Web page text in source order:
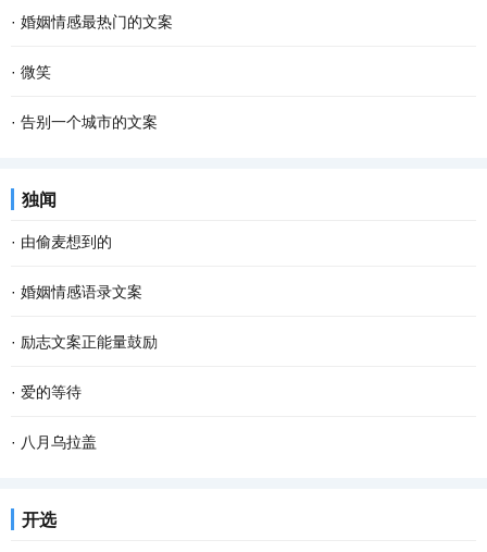
· 婚姻情感最热门的文案
· 微笑
· 告别一个城市的文案
独闻
· 由偷麦想到的
· 婚姻情感语录文案
· 励志文案正能量鼓励
· 爱的等待
· 八月乌拉盖
开选